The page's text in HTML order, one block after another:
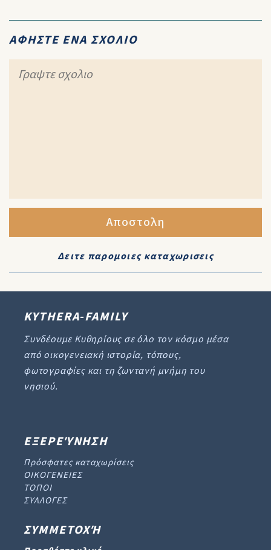
ΑΦΗΣΤΕ ΕΝΑ ΣΧΟΛΙΟ
Αποστολη
Δειτε παρομοιες καταχωρισεις
KYTHERA-FAMILY
Συνδέουμε Κυθηρίους σε όλο τον κόσμο μέσα
από οικογενειακή ιστορία, τόπους,
φωτογραφίες και τη ζωντανή μνήμη του
νησιού.
ΕΞΕΡΕΎΝΗΣΗ
Πρόσφατες καταχωρίσεις
ΟΙΚΟΓΕΝΕΙΕΣ
ΤΟΠΟΙ
ΣΥΛΛΟΓΕΣ
ΣΥΜΜΕΤΟΧΉ